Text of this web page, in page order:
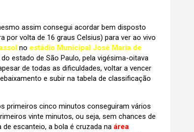
assim consegui acordar bem disposto
por volta de 16 graus Celsius) para ver ao vivo
no estádio Municipal José Maria de
estado de São Paulo, pela vigésima-oitava
de todas as dificuldades, voltar a vencer
e subir na tabela de classificação
primeiros cinco minutos conseguiram vários
vinte minutos, ou seja, sem chances de
escanteio, a bola é cruzada na área